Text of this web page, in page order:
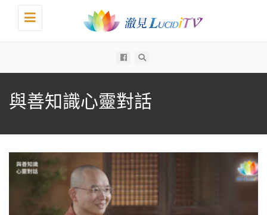
Toggle
navigation
與善知識心靈對話